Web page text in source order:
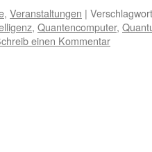
, Veranstaltungen |
, Quantencomputer,
einen Kommentar